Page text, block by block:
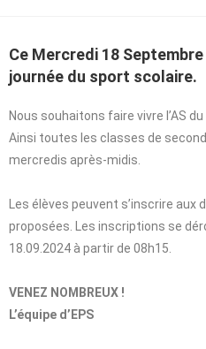
Ce Mercredi 18
journée du sport scolaire.
Nous souhaitons faire vivre l’AS du
Ainsi toutes les classes de
mercredis après-midis.
Les élèves peuvent s’inscrire
proposées. Les inscriptions se
18.09.2024 à partir de 08h15.
VENEZ NOMBREUX !
L’équipe d’EPS